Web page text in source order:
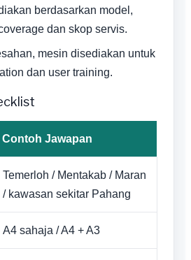
berdasarkan model,
dan skop servis.
mesin disediakan untuk
dan user training.
Contoh Jawapan
Temerloh / Mentakab / Maran
/ kawasan sekitar Pahang
A4 sahaja / A4 + A3